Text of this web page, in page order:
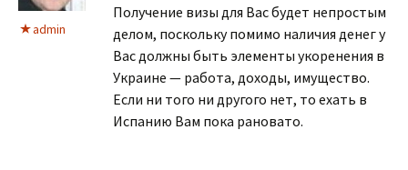
admin
Получение визы для Вас будет непростым
делом, поскольку помимо наличия денег у
Вас должны быть элементы укоренения в
Украине — работа, доходы, имущество.
Если ни того ни другого нет, то ехать в
Испанию Вам пока рановато.